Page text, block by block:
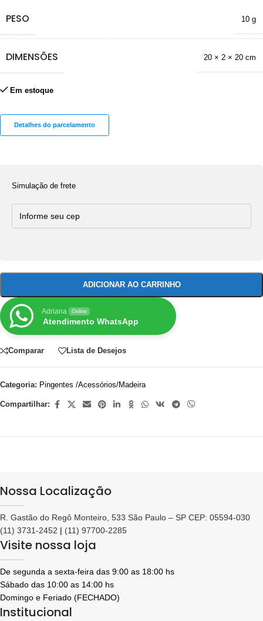
PESO 10 g
DIMENSÕES 20 × 2 × 20 cm
Em estoque
Detalhes do parcelamento
Simulação de frete
ADICIONAR AO CARRINHO
Adriana Online
Atendimento WhatsApp
Comparar Lista de Desejos
Categoria: Pingentes /Acessórios/Madeira
Compartilhar:
Nossa Localização
R. Gastão do Regô Monteiro, 533 São Paulo – SP CEP: 05594-030
(11) 3731-2452 | (11) 97700-2285
Visite nossa loja
De segunda a sexta-feira das 9:00 as 18:00 hs
Sábado das 10:00 as 14:00 hs
Domingo e Feriado (FECHADO)
Institucional